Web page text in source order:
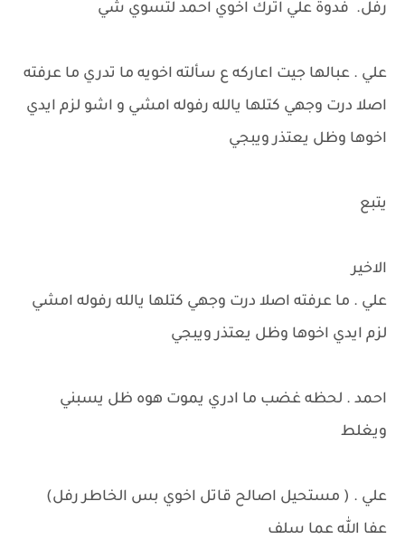
رفل. فدوة علي اترك اخوي احمد لتسوي شي
علي . عبالها جيت اعاركه ع سألته اخويه ما تدري ما عرفته
اصلا درت وجهي كتلها يالله رفوله امشي و اشو لزم ايدي
اخوها وظل يعتذر ويبجي
يتبع
الاخير
علي . ما عرفته اصلا درت وجهي كتلها يالله رفوله امشي
لزم ايدي اخوها وظل يعتذر ويبجي
احمد . لحظه غضب ما ادري يموت هوه ظل يسبني
ويغلط
علي . ( مستحيل اصالح قاتل اخوي بس الخاطر رفل)
عفا الله عما سلف